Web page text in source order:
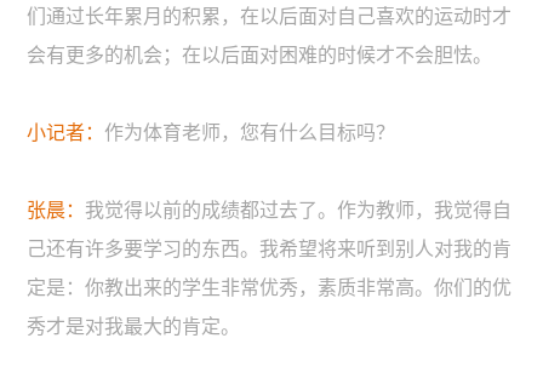
们通过长年累月的积累，在以后面对自己喜欢的运动时才
会有更多的机会；在以后面对困难的时候才不会胆怯。
小记者： 作为体育老师，您有什么目标吗？
张晨： 我觉得以前的成绩都过去了。作为教师，我觉得自
己还有许多要学习的东西。我希望将来听到别人对我的肯
定是：你教出来的学生非常优秀，素质非常高。你们的优
秀才是对我最大的肯定。